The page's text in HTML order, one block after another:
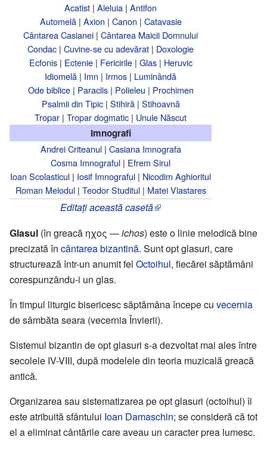
Acatist | Aleluia | Antifon
Automelă| Axion | Canon | Catavasie
Cântarea Casianei | Cântarea Maicii Domnului
Condac | Cuvine-se cu adevărat | Doxologie
Ecfonis| Ectenie| Fericirile| Glas| Heruvic
Idiomelă | Imn | Irmos | Luminândă
Ode biblice| Paraclis| Polieleu | Prochimen
Psalmii din Tipic| Stihiră| Stihoavnă
Tropar | Tropar dogmatic | Unule Născut
Imnografi
Andrei Criteanul| Casiana Imnografa
Cosma Imnograful | Efrem Sirul
Ioan Scolasticul | Iosif Imnograful | Nicodim Aghioritul
Roman Melodul| Teodor Studitul| Matei Vlastares
Editați această casetă
Glasul (în greacă ηχος —ichos) este o linie melodică bine
precizată în cântarea bizantină. Sunt opt glasuri, care
structurează într-un anumit fel Octoihul, fiecărei săptămâni
corespunzându-i un glas.
În timpul liturgic bisericesc săptămâna începe cu vecernia
de sâmbăta seara (vecernia Învierii).
Sistemul bizantin de opt glasuri s-a dezvoltat mai ales între
secolele IV-VIII, după modelele din teoria muzicală greacă
antică.
Organizarea sau sistematizarea pe opt glasuri (octoihul) îi
este atribuită sfântului Ioan Damaschin; se consideră că tot
el a eliminat cântările care aveau un caracter prea lumesc.